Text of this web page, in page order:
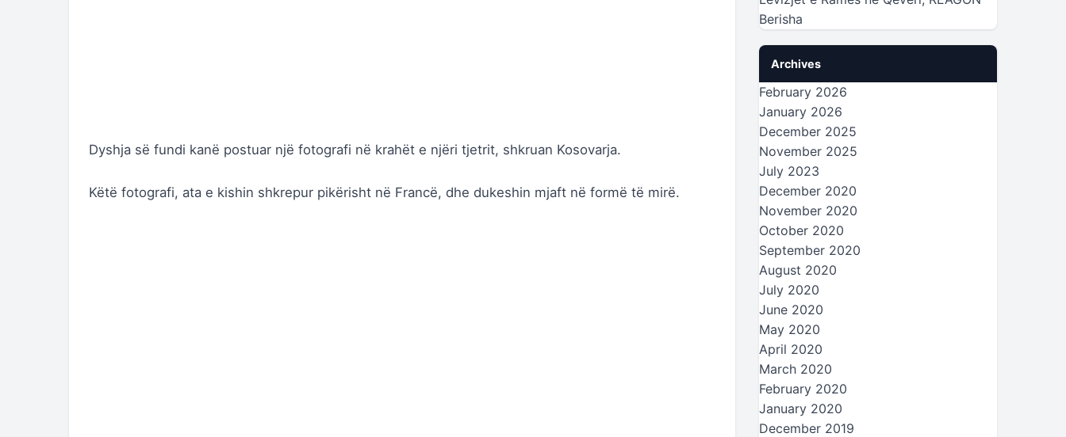
Dyshja së fundi kanë postuar një fotografi në krahët e njëri tjetrit, shkruan Kosovarja.
Këtë fotografi, ata e kishin shkrepur pikërisht në Francë, dhe dukeshin mjaft në formë të mirë.
Berisha
Archives
February 2026
January 2026
December 2025
November 2025
July 2023
December 2020
November 2020
October 2020
September 2020
August 2020
July 2020
June 2020
May 2020
April 2020
March 2020
February 2020
January 2020
December 2019